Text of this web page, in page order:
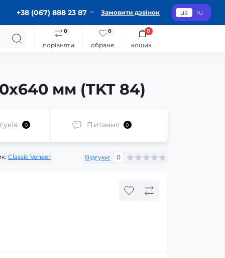
+38 (067) 888 23 87 Замовити дзвінок ua ru
порівняти
0
обране
0
кошик
0
мм (TKT 84)
0 Питання 0
Classic Veneer Відгуки: 0